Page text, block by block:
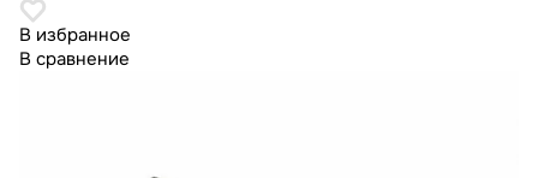
В избранное
В сравнение